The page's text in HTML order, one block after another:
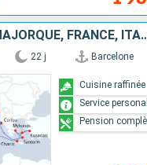
des conseils les plus ESPAGNE, MAJORQUE,
22 j Barcelone
Cuisine raffinée
Service
Pension